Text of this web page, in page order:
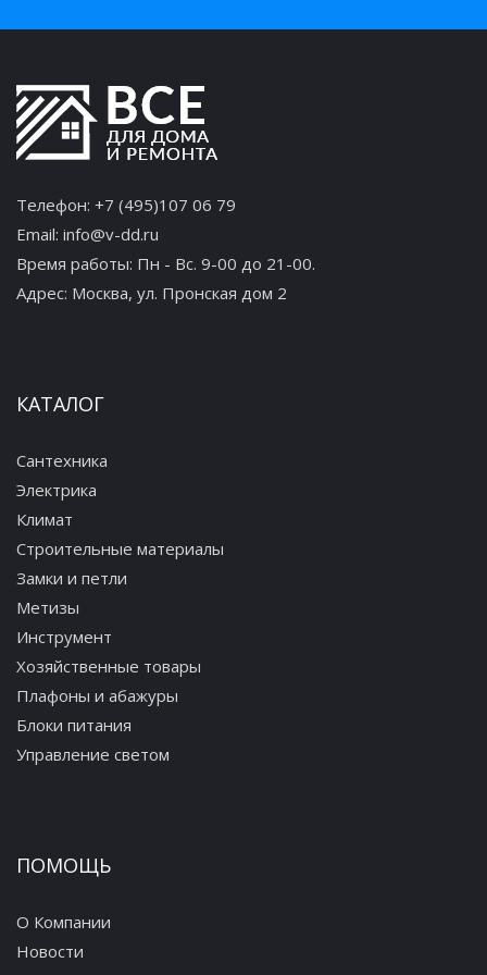
Телефон: +7 (495)107 06 79
Email: info@v-dd.ru
Время работы: Пн - Вс. 9-00 до 21-00.
Адрес: Москва, ул. Пронская дом 2
КАТАЛОГ
Сантехника
Электрика
Климат
Строительные материалы
Замки и петли
Метизы
Инструмент
Хозяйственные товары
Плафоны и абажуры
Блоки питания
Управление светом
ПОМОЩЬ
О Компании
Новости